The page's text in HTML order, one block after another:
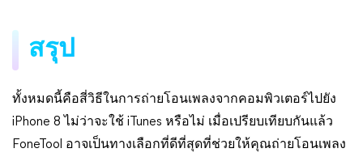
สรุป
ทั้งหมดนี้คือสี่วิธีในการถ่ายโอนเพลงจากคอมพิวเตอร์ไปยัง
iPhone 8 ไม่ว่าจะใช้ iTunes หรือไม่ เมื่อเปรียบเทียบกันแล้ว
FoneTool อาจเป็นทางเลือกที่ดีที่สุดที่ช่วยให้คุณถ่ายโอนเพลง